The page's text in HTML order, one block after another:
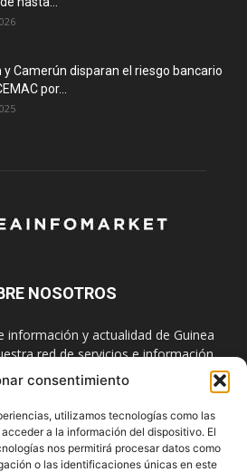
consentimiento
utilizamos tecnologías como las
a la información del dispositivo. El
nos permitirá procesar datos como
o las identificaciones únicas en este
y Camerún disparan el riesgo bancario
por...
NOSOTROS
información y actualidad de Guinea
red de servicios e información
en las redes sociales.
info@guineainfomarket.com